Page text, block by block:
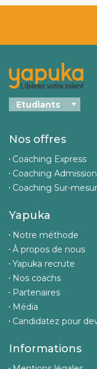
Nos offres
Coaching Express
Coaching
Coaching Sur-
Yapuka
Notre méthode
À propos de nous
Yapuka recrute
Nos coachs
Partenaires
Média
Candidatez pour
Informations